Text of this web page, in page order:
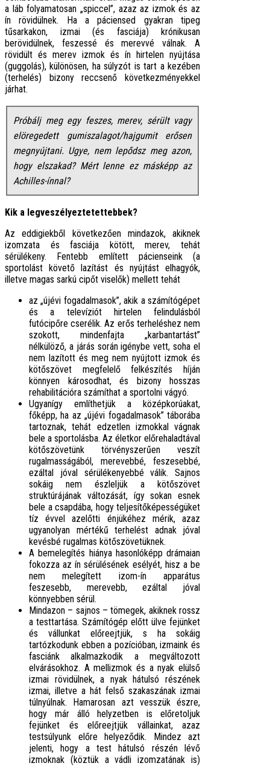
a láb folyamatosan „spiccel”, azaz az izmok és az
ín rövidülnek. Ha a páciensed gyakran tipeg
tűsarkakon, izmai (és fasciája) krónikusan
berövidülnek, feszessé és merevvé válnak. A
rövidült és merev izmok és ín hirtelen nyújtása
(guggolás), különösen, ha súlyzót is tart a kezében
(terhelés) bizony reccsenő következményekkel
járhat.
Próbálj meg egy feszes, merev, sérült vagy
elöregedett gumiszalagot/hajgumit erősen
megnyújtani. Ugye, nem lepődsz meg azon,
hogy elszakad? Mért lenne ez másképp az
Achilles-ínnal?
Kik a legveszélyeztetettebbek?
Az eddigiekből következően mindazok, akiknek
izomzata és fasciája kötött, merev, tehát
sérülékeny. Fentebb említett pácienseink (a
sportolást követő lazítást és nyújtást elhagyók,
illetve magas sarkú cipőt viselők) mellett tehát
az „újévi fogadalmasok”, akik a számítógépet
és a televíziót hirtelen felindulásból
futócipőre cserélik. Az erős terheléshez nem
szokott, mindenfajta „karbantartást”
nélkülöző, a járás során igénybe vett, soha el
nem lazított és meg nem nyújtott izmok és
kötőszövet megfelelő felkészítés híján
könnyen károsodhat, és bizony hosszas
rehabilitációra számíthat a sportolni vágyó.
Ugyanígy említhetjük a középkorúakat,
főképp, ha az „újévi fogadalmasok” táborába
tartoznak, tehát edzetlen izmokkal vágnak
bele a sportolásba. Az életkor előrehaladtával
kötőszövetünk törvényszerűen veszít
rugalmasságából, merevebbé, feszesebbé,
ezáltal jóval sérülékenyebbé válik. Sajnos
sokáig nem észleljük a kötőszövet
struktúrájának változását, így sokan esnek
bele a csapdába, hogy teljesítőképességüket
tíz évvel azelőtti énjükéhez mérik, azaz
ugyanolyan mértékű terhelést adnak jóval
kevésbé rugalmas kötőszövetüknek.
A bemelegítés hiánya hasonlóképp drámaian
fokozza az ín sérülésének esélyét, hisz a be
nem melegített izom-ín apparátus
feszesebb, merevebb, ezáltal jóval
könnyebben sérül.
Mindazon – sajnos – tömegek, akiknek rossz
a testtartása. Számítógép előtt ülve fejünket
és vállunkat előreejtjük, s ha sokáig
tartózkodunk ebben a pozícióban, izmaink és
fasciánk alkalmazkodik a megváltozott
elvárásokhoz. A mellizmok és a nyak elülső
izmai rövidülnek, a nyak hátulsó részének
izmai, illetve a hát felső szakaszának izmai
túlnyúlnak. Hamarosan azt vesszük észre,
hogy már álló helyzetben is előretoljuk
fejünket és előreejtjük vállainkat, azaz
testsúlyunk előre helyeződik. Mindez azt
jelenti, hogy a test hátulsó részén lévő
izmoknak (köztük a vádli izomzatának is)